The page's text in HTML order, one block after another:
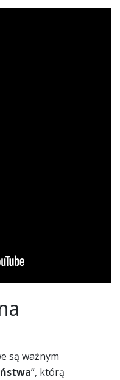
są ważnym
”, którą